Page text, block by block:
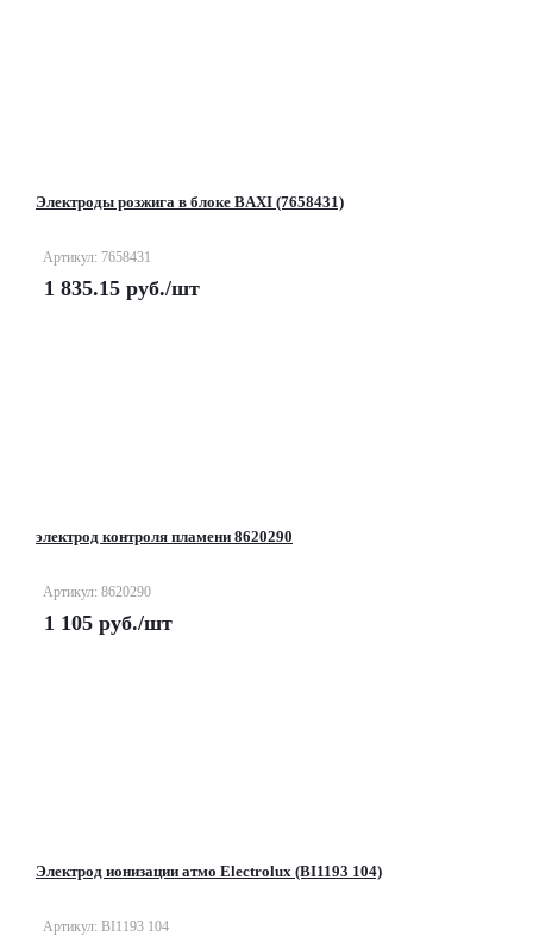
Электроды розжига в блоке BAXI (7658431)
Артикул: 7658431
1 835.15 руб./шт
электрод контроля пламени 8620290
Артикул: 8620290
1 105 руб./шт
Электрод ионизации атмо Electrolux (BI1193 104)
Артикул: BI1193 104